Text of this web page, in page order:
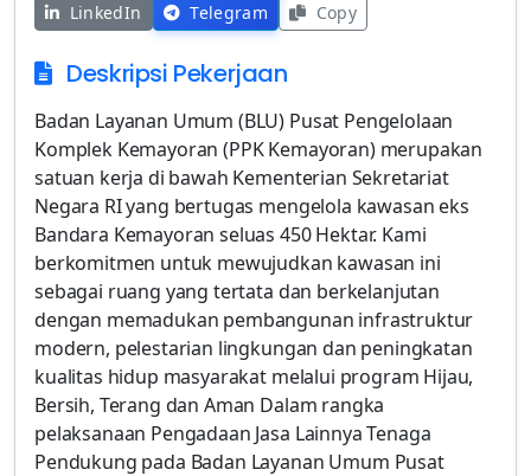
LinkedIn
Telegram Copy
Deskripsi Pekerjaan
Badan Layanan Umum (BLU) Pusat Pengelolaan
Komplek Kemayoran (PPK Kemayoran) merupakan
satuan kerja di bawah Kementerian Sekretariat
Negara RI yang bertugas mengelola kawasan eks
Bandara Kemayoran seluas 450 Hektar. Kami
berkomitmen untuk mewujudkan kawasan ini
sebagai ruang yang tertata dan berkelanjutan
dengan memadukan pembangunan infrastruktur
modern, pelestarian lingkungan dan peningkatan
kualitas hidup masyarakat melalui program Hijau,
Bersih, Terang dan Aman Dalam rangka
pelaksanaan Pengadaan Jasa Lainnya Tenaga
Pendukung pada Badan Layanan Umum Pusat